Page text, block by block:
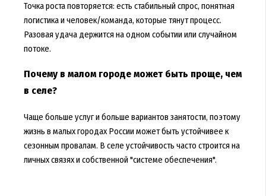
Точка роста повторяется: есть стабильный спрос, понятная
логистика и человек/команда, которые тянут процесс.
Разовая удача держится на одном событии или случайном
потоке.
Почему в малом городе может быть проще, чем
в селе?
Чаще больше услуг и больше вариантов занятости, поэтому
жизнь в малых городах России может быть устойчивее к
сезонным провалам. В селе устойчивость часто строится на
личных связях и собственной "системе обеспечения".